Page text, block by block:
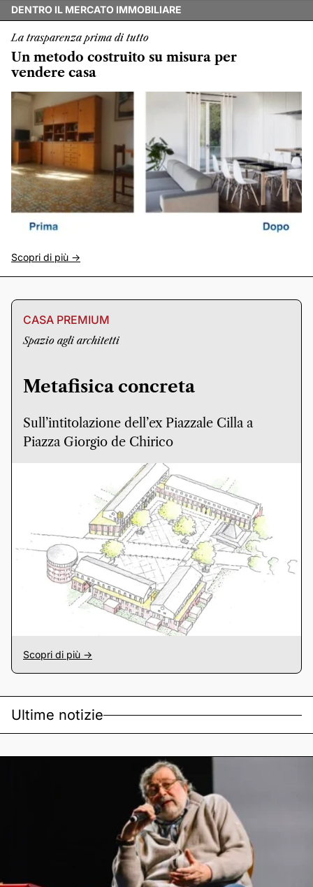
DENTRO IL MERCATO IMMOBILIARE
La trasparenza prima di tutto
Un metodo costruito su misura per
vendere casa
Scopri di più ->
CASA PREMIUM
Spazio agli architetti
Metafisica concreta
Sull’intitolazione dell’ex Piazzale Cilla a
Piazza Giorgio de Chirico
Scopri di più ->
Ultime notizie